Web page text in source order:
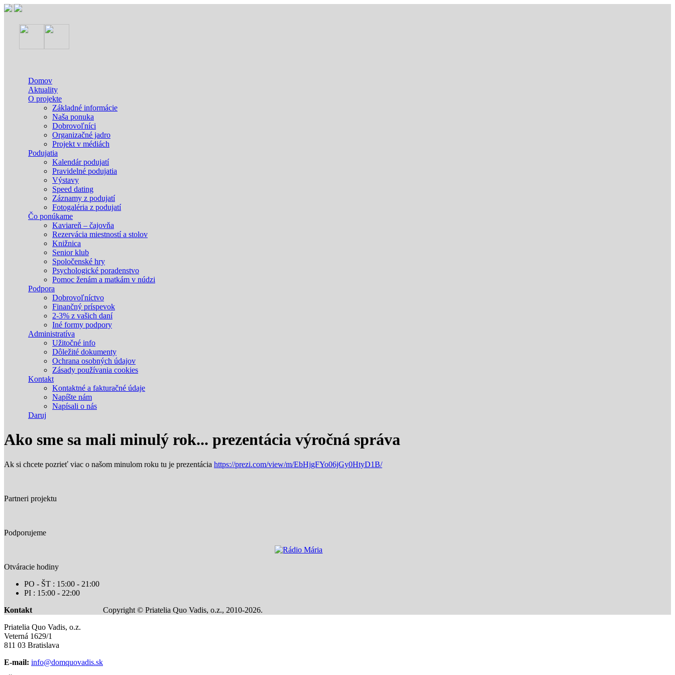
Domov
Aktuality
O projekte
Základné informácie
Naša ponuka
Dobrovoľníci
Organizačné jadro
Projekt v médiách
Podujatia
Kalendár podujatí
Pravidelné podujatia
Výstavy
Speed dating
Záznamy z podujatí
Fotogaléria z podujatí
Čo ponúkame
Kaviareň – čajovňa
Rezervácia miestností a stolov
Knižnica
Senior klub
Spoločenské hry
Psychologické poradenstvo
Pomoc ženám a matkám v núdzi
Podpora
Dobrovoľníctvo
Finančný príspevok
2-3% z vašich daní
Iné formy podpory
Administratíva
Užitočné info
Dôležité dokumenty
Ochrana osobných údajov
Zásady používania cookies
Kontakt
Kontaktné a fakturačné údaje
Napíšte nám
Napísali o nás
Daruj
Ako sme sa mali minulý rok... prezentácia výročná správa
Ak si chcete pozrieť viac o našom minulom roku tu je prezentácia https://prezi.com/view/m/EbHjgFYo06jGy0HtyD1B/
Partneri projektu
Podporujeme
Otváracie hodiny
PO - ŠT : 15:00 - 21:00
PI : 15:00 - 22:00
Kontakt
Priatelia Quo Vadis, o.z.
Veterná 1629/1
811 03 Bratislava
E-mail: info@domquovadis.sk
Copyright © Priatelia Quo Vadis, o.z., 2010-2026.